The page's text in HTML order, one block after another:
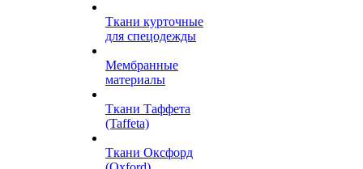
Ткани курточные
для спецодежды
Мембранные
материалы
Ткани Таффета
(Taffeta)
Ткани Оксфорд